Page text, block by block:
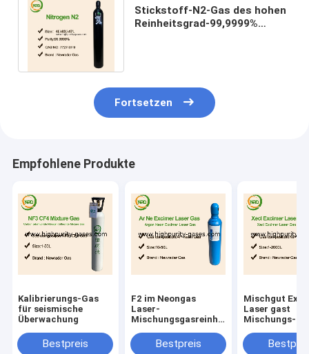
Stickstoff-N2-Gas des hohen
Reinheitsgrad-99,9999%
Fortsetzen
Empfohlene Produkte
Kalibrierungs-Gas
für seismische
Überwachung
Bestpreis
F2 im Neongas
Laser-
Mischungsgasreinheits-
Bestpreis
Mischgut
Laser gast
Mischungs-